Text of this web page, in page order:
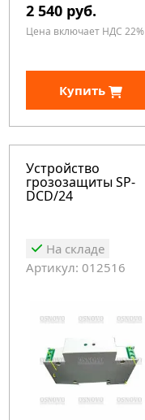
2 540 руб.
Цена включает НДС 22%
Купить
Устройство
грозозащиты SP-
DCD/24
На складе
Артикул: 012516